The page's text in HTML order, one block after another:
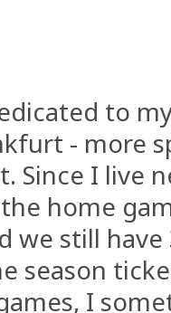
to
- more
Since I live
home
we still
season
I